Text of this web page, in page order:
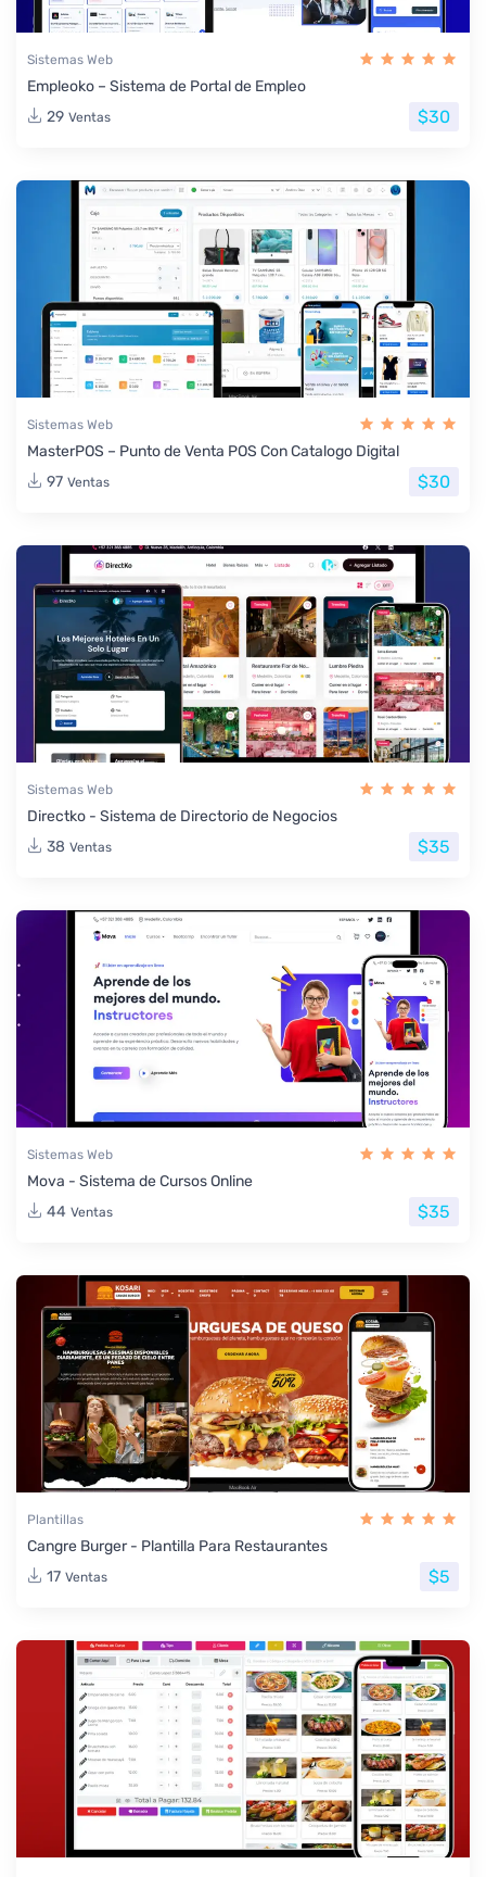
Sistemas Web
Empleoko – Sistema de Portal de Empleo
29 Ventas $30
Sistemas Web
MasterPOS – Punto de Venta POS Con Catalogo Digital
97 Ventas $30
Sistemas Web
Directko - Sistema de Directorio de Negocios
38 Ventas $35
Sistemas Web
Mova - Sistema de Cursos Online
44 Ventas $35
Plantillas
Cangre Burger - Plantilla Para Restaurantes
17 Ventas $5